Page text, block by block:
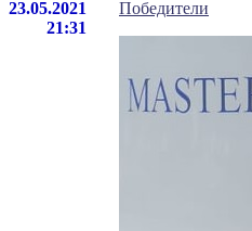
23.05.2021
21:31
Победители